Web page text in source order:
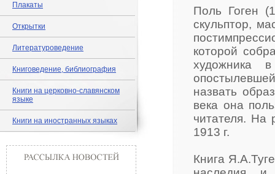
Плакаты
Открытки
Литературоведение
Книговедение, библиография
Книги на церковно-славянском
языке
Книги на иностранных языках
Поль Гоген
скульптор,
которой
художника
назвать
века она
читателя. На
1913 г.
Книга